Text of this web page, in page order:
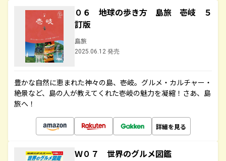
０６ 地球の歩き方 島旅 壱岐 ５
訂版
島旅
2025.06.12 発売
豊かな自然に恵まれた神々の島、壱岐。グルメ・カルチャー・
絶景など、島の人が教えてくれた壱岐の魅力を凝縮！さあ、島
旅へ！
詳細を見る
Ｗ０７ 世界のグルメ図鑑